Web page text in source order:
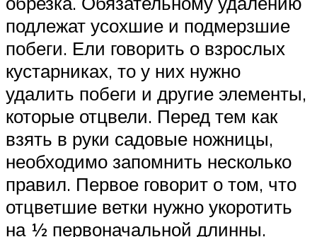
подлежат усохшие и подмерзшие
побеги. Ели говорить о взрослых
кустарниках, то у них нужно
удалить побеги и другие элементы,
которые отцвели. Перед тем как
взять в руки садовые ножницы,
необходимо запомнить несколько
правил. Первое говорит о том, что
отцветшие ветки нужно укоротить
на ½ первоначальной длинны.